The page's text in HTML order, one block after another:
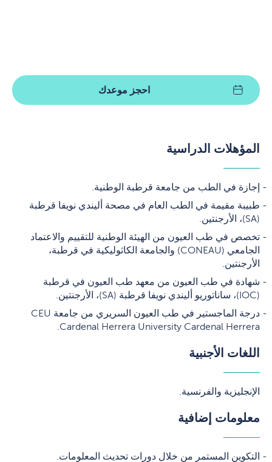
احجز موعدك
المؤهلات الدراسية
إجازة في الطب من جامعة قرطبة الوطنية.
طبيبة مقيمة في الطب العام في مصحة أليندي نويفا قرطبة
(SA)، الأرجنتين.
تخصص في طب العيون من الهيئة الوطنية للتقييم والاعتماد
الجامعي (CONEAU) والجامعة الكاثوليكية في قرطبة،
الأرجنتين.
شهادة في طب العيون من معهد طب العيون في قرطبة
(IOC)، ساناتوريو أليندي نويفا قرطبة (SA)، الأرجنتين.
درجة الماجستير في طب العيون السريري من جامعة CEU
Cardenal Herrera University Cardenal Herrera.
اللغات الأجنبية
الإنجليزية والفرنسية.
معلومات إضافية
التكوين المستمر من خلال دورات تحديث المعلومات.